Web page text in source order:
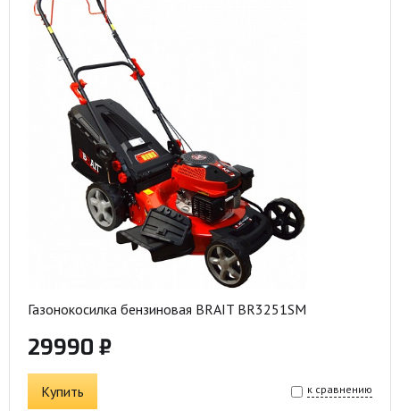
Газонокосилка бензиновая BRAIT BR3251SM
29990 ₽
Купить к сравнению